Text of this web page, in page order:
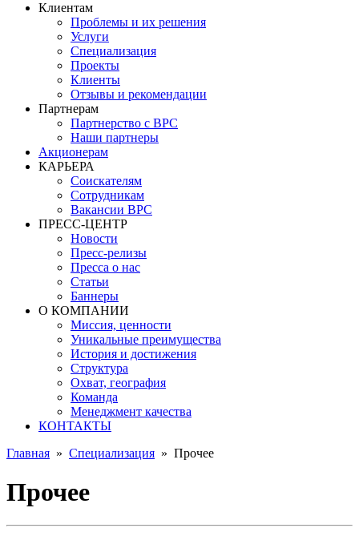
Клиентам
Проблемы и их решения
Услуги
Специализация
Проекты
Клиенты
Отзывы и рекомендации
Партнерам
Партнерство с BPC
Наши партнеры
Акционерам
КАРЬЕРА
Соискателям
Сотрудникам
Вакансии BPC
ПРЕСС-ЦЕНТР
Новости
Пресс-релизы
Пресса о нас
Статьи
Баннеры
О КОМПАНИИ
Миссия, ценности
Уникальные преимущества
История и достижения
Структура
Охват, география
Команда
Менеджмент качества
КОНТАКТЫ
Главная » Специализация » Прочее
Прочее